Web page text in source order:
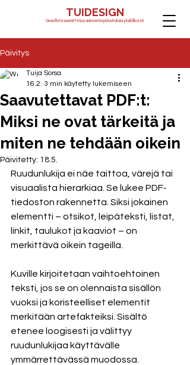
TUIDESIGN
Graafista suunnittelua, animointia ja kuvituksia yksilöllisesti.
Päivitys
Saavutettavat PDF:t:
Miksi ne ovat tärkeitä ja
miten ne tehdään oikein
Tuija Sorsa
16.2. 3 min käytetty lukemiseen
Päivitetty: 18.5.
Ruudunlukija ei näe taittoa, värejä tai
visuaalista hierarkiaa. Se lukee PDF-
tiedoston rakennetta. Siksi jokainen
elementti – otsikot, leipäteksti, listat,
linkit, taulukot ja kaaviot – on
merkittävä oikein tageilla.
Kuville kirjoitetaan vaihtoehtoinen
teksti, jos se on olennaista sisällön
vuoksi ja koristeelliset elementit
merkitään artefakteiksi. Sisältö
etenee loogisesti ja välittyy
ruudunlukijaa käyttävälle
ymmärrettävässä muodossa.